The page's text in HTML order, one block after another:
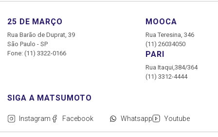
Instagram Facebook Whatsapp Youtube
25 DE MARÇO
Rua Barão de Duprat, 39
São Paulo - SP
Fone: (11) 3322-0166
MOOCA
Rua Teresina, 346
(11) 26034050
PARI
Rua Itaqui,384/364
(11) 3312-4444